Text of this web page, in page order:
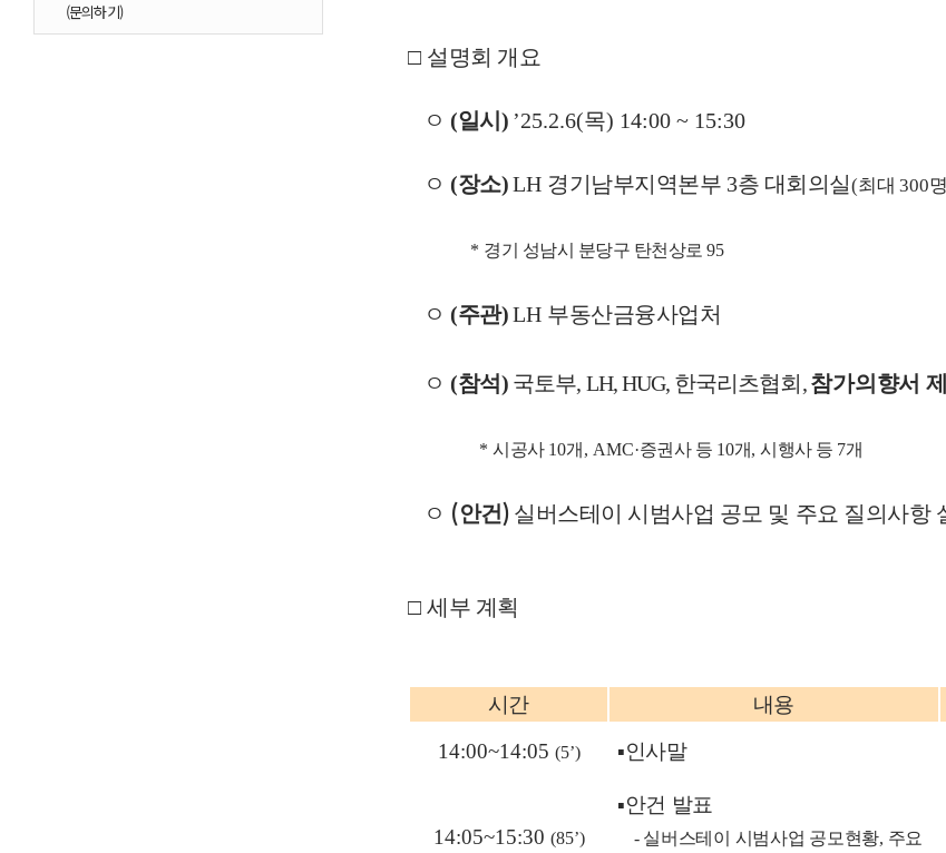
(문의하기)
□ 설명회 개요
ㅇ (일시 ) ’25.2.6(목) 14:00 ~ 15:30
ㅇ (장소)LH 경기남부지역본부 3층 대회의실(최대 300
* 경기 성남시 분당구 탄천상로95
ㅇ (주관)LH 부동산금융사업처
ㅇ (참석) 국토부, LH, HUG, 한국리츠협회 ,참가의향서
* 시공사 10개 , AMC·증권사 등 10개,시행사 등 7개
ㅇ (안건) 실버스테이 시범사업 공모 및 주요 질의사항
□ 세부 계획
시간 내용
14:00~14:05 (5’) ▪인사말
14:05~15:30 (85’)
▪안건 발표
- 실버스테이 시범사업 공모현황, 주요